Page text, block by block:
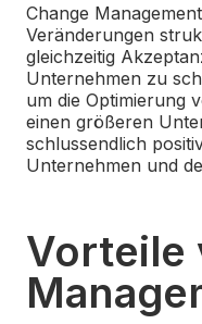
Change
Veränderungen
gleichzeitig
Unternehmen zu
um die Optimierung
einen größeren
schlussendlich
Unternehmen und
Vorteile